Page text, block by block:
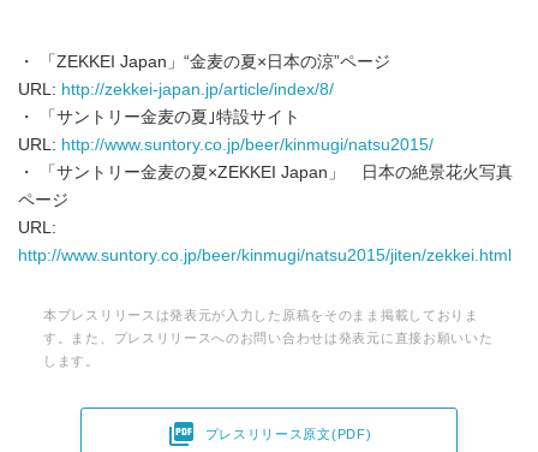
・ 「ZEKKEI Japan」“金麦の夏×日本の涼”ページ
URL: http://zekkei-japan.jp/article/index/8/
・ 「サントリー金麦の夏｣特設サイト
URL: http://www.suntory.co.jp/beer/kinmugi/natsu2015/
・ 「サントリー金麦の夏×ZEKKEI Japan」 日本の絶景花火写真
ページ
URL:
http://www.suntory.co.jp/beer/kinmugi/natsu2015/jiten/zekkei.html
本プレスリリースは発表元が入力した原稿をそのまま掲載しておりま
す。また、プレスリリースへのお問い合わせは発表元に直接お願いいた
します。
 プレスリリース原文(PDF)